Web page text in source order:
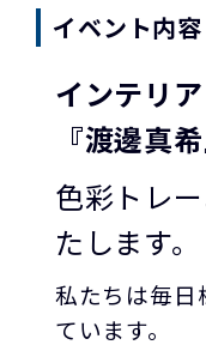
イベント内容
インテリ
『渡邊真希
色彩トレ
たします。
私たちは毎日
ています。